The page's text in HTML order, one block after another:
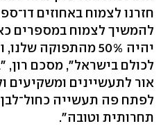
חזרנו לצמוח באחוזים
להמשיך לצמוח במספרים
יהיה 50% מהתפוקה
לכולם בישראל", מסכם רון,
אור לתעשיינים
לפתח פה תעשייה
תחרותית וטובה".